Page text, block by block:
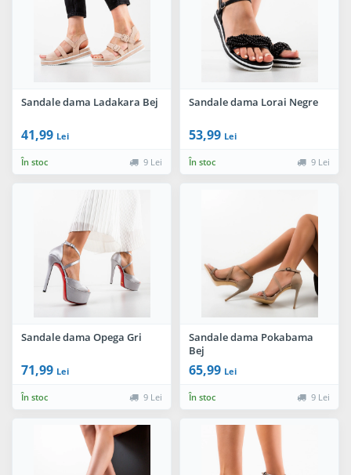
Sandale dama Ladakara Bej
41,99 Lei
În stoc 9 Lei
Sandale dama Lorai Negre
53,99 Lei
În stoc 9 Lei
Sandale dama Opega Gri
71,99 Lei
În stoc 9 Lei
Sandale dama Pokabama
Bej
65,99 Lei
În stoc 9 Lei